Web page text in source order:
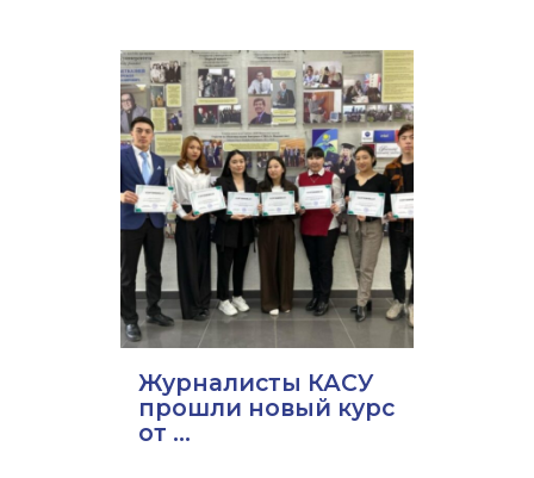
Журналисты КАСУ
прошли новый курс
от ...